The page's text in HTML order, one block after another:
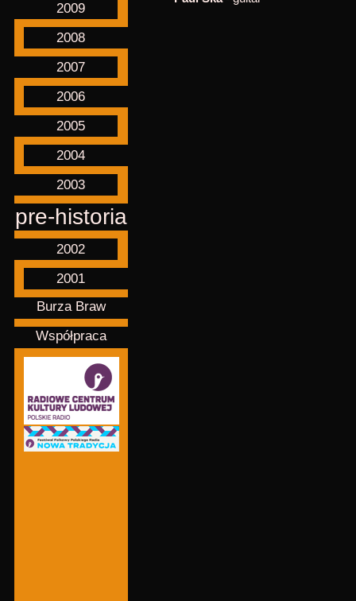
2009
2008
2007
2006
2005
2004
2003
pre-historia
2002
2001
Burza Braw
Współpraca